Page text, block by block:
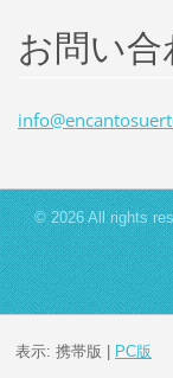
お問い
info@encantosuer
© 2026 All rights
表示: 携帯版 | PC版